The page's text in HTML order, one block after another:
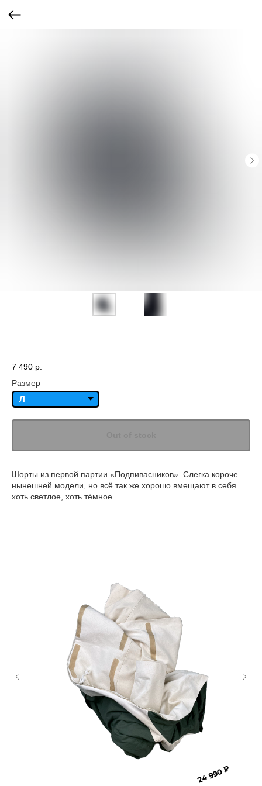
7 490 р.
Размер
Шорты из первой партии «Подпивасников». Слегка короче
нынешней модели, но всё так же хорошо вмещают в себя
хоть светлое, хоть тёмное.
24 990 ₽